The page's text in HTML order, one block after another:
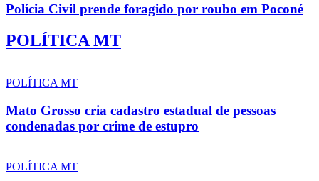
Polícia Civil prende foragido por roubo em Poconé
POLÍTICA MT
POLÍTICA MT
Mato Grosso cria cadastro estadual de pessoas
condenadas por crime de estupro
POLÍTICA MT